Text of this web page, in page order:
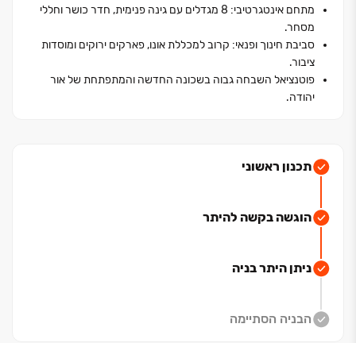
שהדיירים ימצאו את כל מבוקשם ממש מתחת לבית. מתחם
המגורים כולל חדרי כושר מאובזרים, טרקלין דיירים אלגנטי,
מרחבי פנאי, שטחי מסחר וגינה מרכזית ירוקה לרווחת
התושבים. זוהי הזדמנות פז להשקיע בעתיד ולהצטרף
לקהילה צעירה ואיכותית בסביבה מטופחת ונגישה.
מתחם אינטגרטיבי: 8 מגדלים עם גינה פנימית, חדר כושר וחללי
מסחר.
סביבת חינוך ופנאי: קרוב למכללת אונו, פארקים ירוקים ומוסדות
ציבור.
פוטנציאל השבחה גבוה בשכונה החדשה והמתפתחת של אור
יהודה.
תכנון ראשוני
הוגשה בקשה להיתר
ניתן היתר בניה
הבניה הסתיימה